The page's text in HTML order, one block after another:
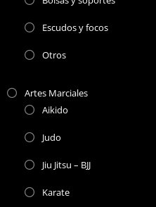
Escudos y focos
Otros
Artes Marciales
Aikido
Judo
Jiu Jitsu – BJJ
Karate